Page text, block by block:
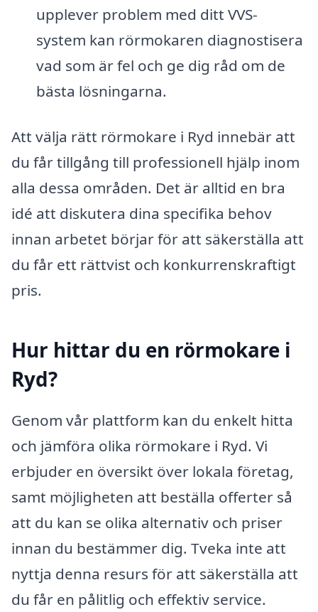
upplever problem med ditt VVS-
system kan rörmokaren diagnostisera
vad som är fel och ge dig råd om de
bästa lösningarna.
Att välja rätt rörmokare i Ryd innebär att
du får tillgång till professionell hjälp inom
alla dessa områden. Det är alltid en bra
idé att diskutera dina specifika behov
innan arbetet börjar för att säkerställa att
du får ett rättvist och konkurrenskraftigt
pris.
Hur hittar du en rörmokare i
Ryd?
Genom vår plattform kan du enkelt hitta
och jämföra olika rörmokare i Ryd. Vi
erbjuder en översikt över lokala företag,
samt möjligheten att beställa offerter så
att du kan se olika alternativ och priser
innan du bestämmer dig. Tveka inte att
nyttja denna resurs för att säkerställa att
du får en pålitlig och effektiv service.